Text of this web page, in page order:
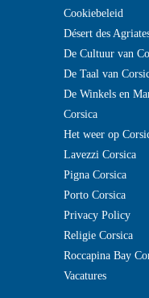
Cookiebeleid
Désert des
De Cultuur van
De Taal van
De Winkels en
Corsica
Het weer op
Lavezzi Corsica
Pigna Corsica
Porto Corsica
Privacy Policy
Religie Corsica
Roccapina Bay
Vacatures